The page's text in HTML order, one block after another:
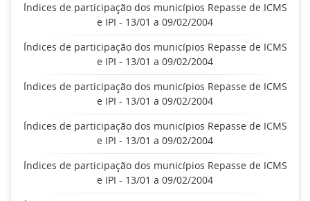
Índices de participação dos municípios Repasse de ICMS
e IPI - 13/01 a 09/02/2004
Índices de participação dos municípios Repasse de ICMS
e IPI - 13/01 a 09/02/2004
Índices de participação dos municípios Repasse de ICMS
e IPI - 13/01 a 09/02/2004
Índices de participação dos municípios Repasse de ICMS
e IPI - 13/01 a 09/02/2004
Índices de participação dos municípios Repasse de ICMS
e IPI - 13/01 a 09/02/2004